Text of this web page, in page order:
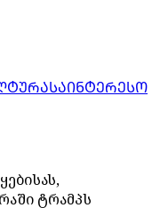
ᲡᲐᲘᲜᲢᲔᲠᲔᲡᲝ
ტრამპს